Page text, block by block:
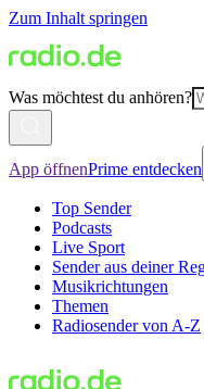
Zum Inhalt springen
Was möchtest du anhören?
App öffnenPrime entdecken
Top Sender
Podcasts
Live Sport
Sender aus deiner
Musikrichtungen
Themen
Radiosender von A-Z